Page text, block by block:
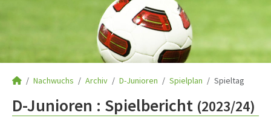
Nachwuchs Archiv D-Junioren Spielplan Spieltag
D-Junioren : Spielbericht (2023/24)